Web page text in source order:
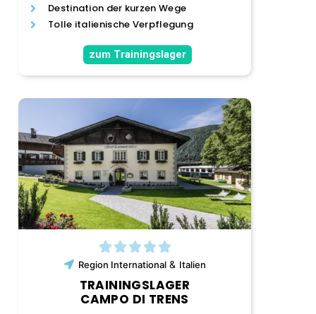
Destination der kurzen Wege
Tolle italienische Verpflegung
zum Trainingslager
Region International& Italien
TRAININGSLAGER
CAMPO DI TRENS